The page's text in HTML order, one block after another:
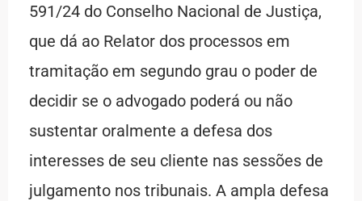
591/24 do Conselho Nacional de Justiça,
que dá ao Relator dos processos em
tramitação em segundo grau o poder de
decidir se o advogado poderá ou não
sustentar oralmente a defesa dos
interesses de seu cliente nas sessões de
julgamento nos tribunais. A ampla defesa